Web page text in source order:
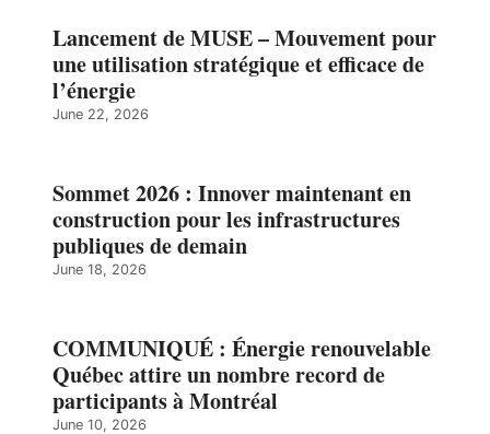
Lancement de MUSE – Mouvement pour
une utilisation stratégique et efficace de
l’énergie
June 22, 2026
Sommet 2026 : Innover maintenant en
construction pour les infrastructures
publiques de demain
June 18, 2026
COMMUNIQUÉ : Énergie renouvelable
Québec attire un nombre record de
participants à Montréal
June 10, 2026